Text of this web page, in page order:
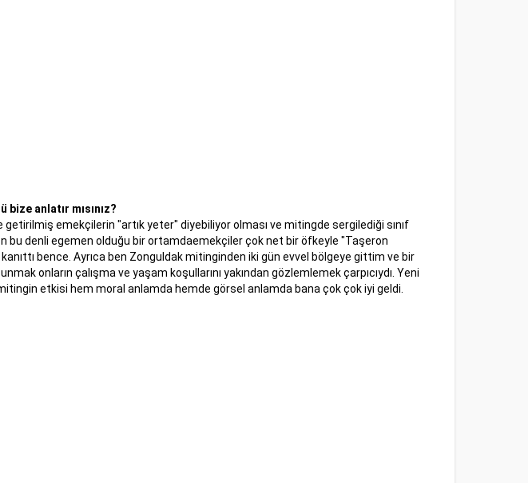
anlatır mısınız?
emekçilerin "artık yeter" diyebiliyor olması ve mitingde sergilediği sınıf
bu denli egemen olduğu bir ortamdaemekçiler çok net bir öfkeyle "Taşeron
bence. Ayrıca ben Zonguldak mitinginden iki gün evvel bölgeye gittim ve bir
onların çalışma ve yaşam koşullarını yakından gözlemlemek çarpıcıydı. Yeni
etkisi hem moral anlamda hemde görsel anlamda bana çok çok iyi geldi.